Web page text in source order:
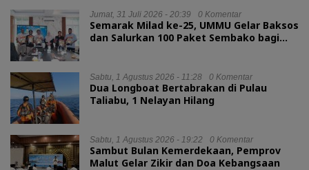
Jumat, 31 Juli 2026 - 20:39 0 Komentar
Semarak Milad ke-25, UMMU Gelar Baksos
dan Salurkan 100 Paket Sembako bagi
Sabtu, 1 Agustus 2026 - 11:28 0 Komentar
Dua Longboat Bertabrakan di Pulau
Taliabu, 1 Nelayan Hilang
Sabtu, 1 Agustus 2026 - 19:22 0 Komentar
Sambut Bulan Kemerdekaan, Pemprov
Malut Gelar Zikir dan Doa Kebangsaan